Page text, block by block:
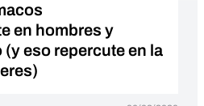
en hombres y
eso repercute en la